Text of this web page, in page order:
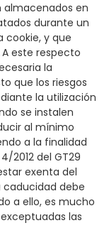
almacenados en
durante un
cookie, y que
este respecto
la
que los riesgos
la utilización
se instalen
al mínimo
a la finalidad
2012 del GT29
exenta del
debe
a ello, es mucho
las